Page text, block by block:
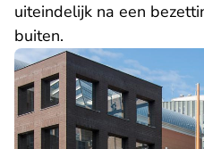
uiteindelijk na een
buiten.